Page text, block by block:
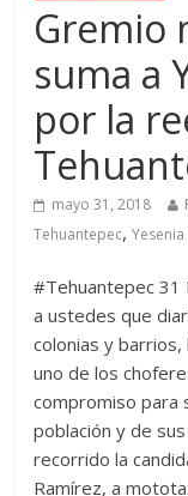
Gremio
suma a
por la
mayo 31, 2018
Tehuantepec,
#Tehuantepec 31
a ustedes que
colonias y
uno de los
compromiso para
población y de
recorrido la
Ramírez, a